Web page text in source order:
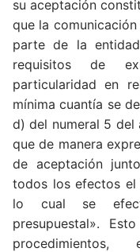
su aceptación
que la
parte de la
requisitos de
particularidad en
mínima cuantía se
d) del numeral 5 del
que de manera
de aceptación
todos los efectos el
lo cual se
presupuestal».